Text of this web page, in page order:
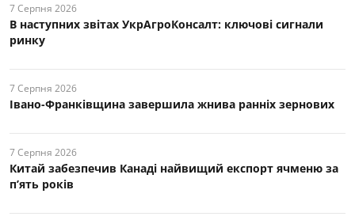
7 Серпня 2026
В наступних звітах УкрАгроКонсалт: ключові cигнали
ринку
7 Серпня 2026
Івано-Франківщина завершила жнива ранніх зернових
7 Серпня 2026
Китай забезпечив Канаді найвищий експорт ячменю за
п’ять років